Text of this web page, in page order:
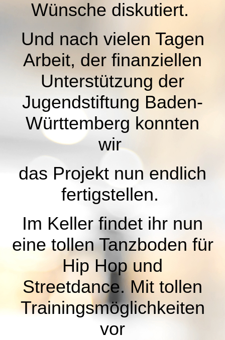
Wünsche diskutiert.
Und nach vielen Tagen
Arbeit, der finanziellen
Unterstützung der
Jugendstiftung Baden-
Württemberg konnten
wir
das Projekt nun endlich
fertigstellen.
Im Keller findet ihr nun
eine tollen Tanzboden für
Hip Hop und
Streetdance. Mit tollen
Trainingsmöglichkeiten
vor